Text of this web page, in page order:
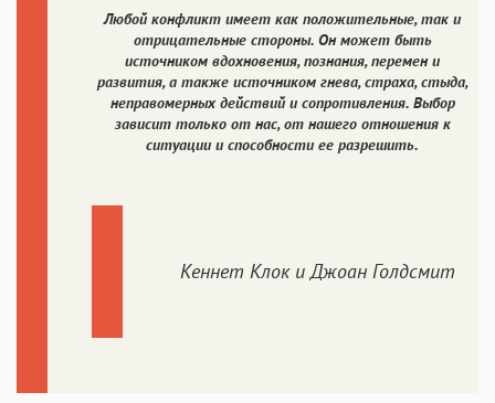
Любой конфликт имеет как положительные, так и
отрицательные стороны. Он может быть
источником вдохновения, познания, перемен и
развития, а также источником гнева, страха, стыда,
неправомерных действий и сопротивления. Выбор
зависит только от нас, от нашего отношения к
ситуации и способности ее разрешить.
Кеннет Клок и Джоан Голдсмит